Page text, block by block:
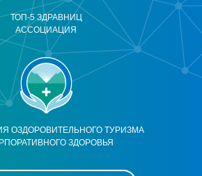
ОЗДОРОВИТЕЛЬНОГО ТУРИЗМА
ЗДОРОВЬЯ
ТОП-5 ЗДРАВНИЦ
АССОЦИАЦИЯ